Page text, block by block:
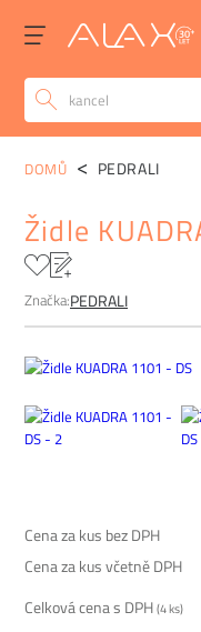
POPIS
DOMŮ PEDRALI
Židle
Značka:PEDRALI
Cena za kus bez DPH
Cena za kus včetně DPH
Celková cena s DPH(4ks)